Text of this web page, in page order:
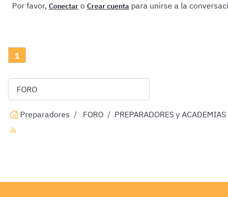
Por favor, Conectar o Crear cuenta para unirse a la
1
Preparadores FORO PREPARADORES y ACADEMIAS